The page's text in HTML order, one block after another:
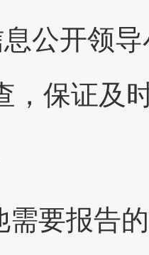
公开领
，保证及
需要报告